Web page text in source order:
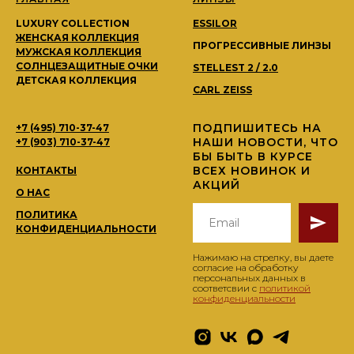
LUXURY COLLECTION
ЖЕНСКАЯ КОЛЛЕКЦИЯ
МУЖСКАЯ КОЛЛЕКЦИЯ
СОЛНЦЕЗАЩИТНЫЕ ОЧКИ
ДЕТСКАЯ КОЛЛЕКЦИЯ
ESSILOR
ПРОГРЕССИВНЫЕ ЛИНЗЫ
STELLEST 2 / 2.0
CARL ZEISS
+7 (495) 710-37-47
+7 (903) 710-37-47
КОНТАКТЫ
О НАС
ПОЛИТИКА
КОНФИДЕНЦИАЛЬНОСТИ
ПОДПИШИТЕСЬ НА
НАШИ НОВОСТИ, ЧТО
БЫ БЫТЬ В КУРСЕ
ВСЕХ НОВИНОК И
АКЦИЙ
Нажимаю на стрелку, вы даете
согласие на обработку
персональных данных в
соответсвии с политикой
конфиденциальности